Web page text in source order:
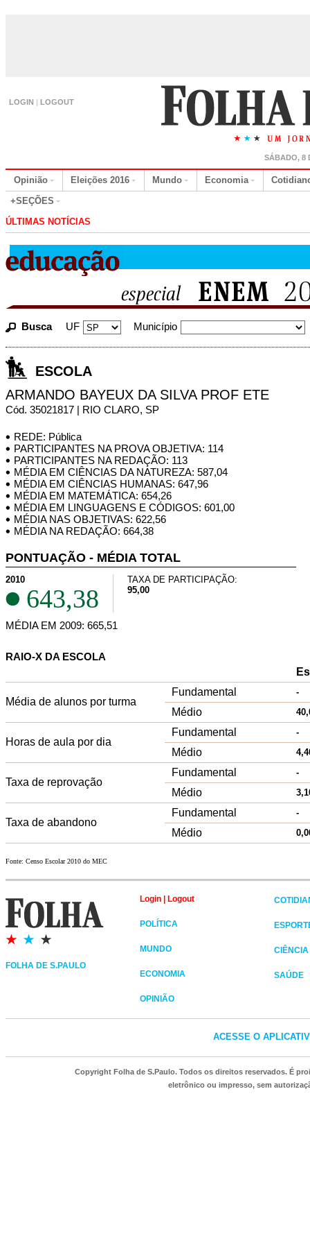
LOGIN | LOGOUT
SÁBADO, 8
Opinião Eleições 2016 Mundo Economia
+SEÇÕES
ÚLTIMAS NOTÍCIAS
Busca UF Município
ESCOLA
ARMANDO BAYEUX DA SILVA PROF ETE
Cód. 35021817 | RIO CLARO, SP
REDE: Pública
PARTICIPANTES NA PROVA OBJETIVA: 114
PARTICIPANTES NA REDAÇÃO: 113
MÉDIA EM CIÊNCIAS DA NATUREZA: 587,04
MÉDIA EM CIÊNCIAS HUMANAS: 647,96
MÉDIA EM MATEMÁTICA: 654,26
MÉDIA EM LINGUAGENS E CÓDIGOS: 601,00
MÉDIA NAS OBJETIVAS: 622,56
MÉDIA NA REDAÇÃO: 664,38
PONTUAÇÃO - MÉDIA TOTAL
2010
643,38
TAXA DE PARTICIPAÇÃO:
95,00
MÉDIA EM 2009: 665,51
RAIO-X DA ESCOLA
Média de alunos por turma
Fundamental -
Médio
Horas de aula por dia
Fundamental -
Médio
Taxa de reprovação
Fundamental -
Médio
Taxa de abandono
Fundamental -
Médio
Fonte: Censo Escolar 2010 do MEC
FOLHA DE S.PAULO
Login Logout
POLÍTICA
MUNDO
ECONOMIA
OPINIÃO
CIÊNCIA
SAÚDE
ACESSE O
Copyright Folha de S.Paulo. Todos os direitos reservados. É
eletrônico ou impresso, sem